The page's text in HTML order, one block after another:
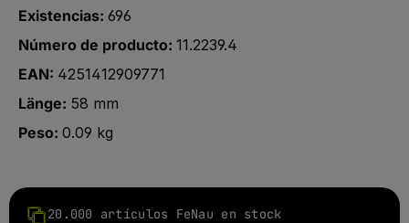
Existencias: 696
Número de producto: 11.2239.4
EAN: 4251412909771
Länge: 58 mm
Peso: 0.09 kg
20.000 artículos FeNau en stock